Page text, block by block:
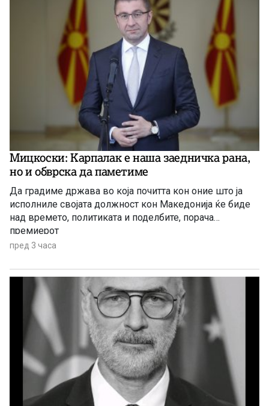
Мицкоски: Карпалак е наша заедничка рана,
но и обврска да паметиме
Да градиме држава во која почитта кон оние што ја
исполниле својата должност кон Македонија ќе биде
над времето, политиката и поделбите, порача
премиерот
пред 3 часа